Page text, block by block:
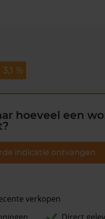
3,1 %
hoeveel een
indicatie ontvangen
verkopen